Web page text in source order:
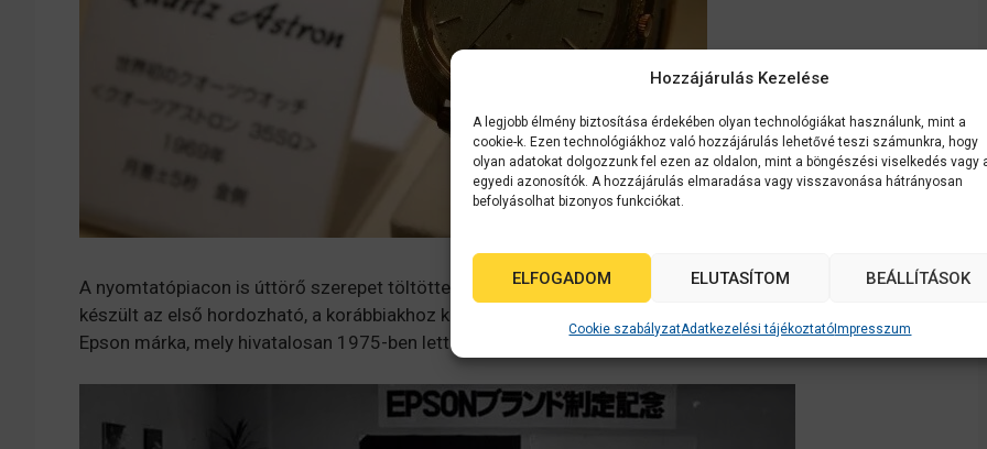
Hozzájárulás Kezelése
A legjobb élmény biztosítása érdekében olyan technológiákat használunk, mint a
cookie-k. Ezen technológiákhoz való hozzájárulás lehetővé teszi számunkra, hogy
olyan adatokat dolgozzunk fel ezen az oldalon, mint a böngészési viselkedés vagy
egyedi azonosítók. A hozzájárulás elmaradása vagy visszavonása hátrányosan
befolyásolhat bizonyos funkciókat.
ELFOGADOM ELUTASÍTOM BEÁLLÍTÁSOK
Cookie szabályzatAdatkezelési tájékoztató Impresszum
A nyomtatópiacon is úttörő szerepet töltöttek be, a nyomtatós időmérők bemutatása után is: 1968-ban
készült az első hordozható, a korábbiakhoz képest miniatürizált nyomató, az EP 101, innen ered az
Epson márka, mely hivatalosan 1975-ben lett megalapítva.